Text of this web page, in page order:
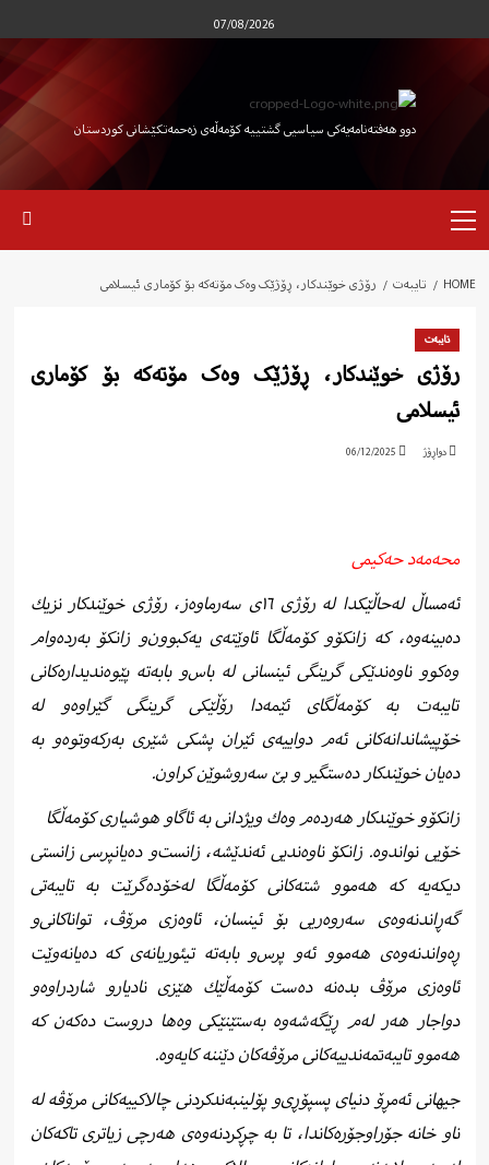
to
content
07/08/2026
دوو هەفتەنامەیەکی سیاسیی گشتییە کۆمەڵەی زەحمەتکێشانی کوردستان
Menu
HOME تایبەت رۆژی خوێندکار، ڕۆژێک وەک مۆتەکە بۆ کۆماری ئیسلامی
تایبەت
رۆژی خوێندکار، ڕۆژێک وەک مۆتەکە بۆ کۆماری
ئیسلامی
دواڕۆژ 06/12/2025
محه‌مه‌د حه‌كیمی
ئەمساڵ لەحاڵێكدا لە رۆژی ١٦ی سەرماوەز، رۆژی خوێندكار نزیك
دەبینەوە، كە زانكۆو كۆمەڵگا ئاوێتەی یەكبوون‌و زانكۆ بەردەوام
وەكوو ناوەندێكی گرینگی ئینسانی لە باس‌و بابەتە پێوەندیدارەكانی
تایبەت بە كۆمەڵگای ئێمەدا رۆڵێكی گرینگی گێراوە‌و له‌
خۆپیشاندانه‌كانی ئه‌م دواییه‌ی ئێران پشكی شێری به‌ركه‌وتوه‌و به‌
ده‌یان خوێندکار دەستگیر و بێ سه‌روشوێن كراون.
زانكۆو خوێندكار هەردەم وەك ویژدانی بە ئاگاو هوشیاری کۆمەڵگا
خۆیی نواندوە‌. زانكۆ ناوەندیی ئەندێشە، زانست‌و دەیانپرسی زانستی
دیكەیە كە هەموو شتەكانی كۆمەڵگا لەخۆدەگرێت بە تایبەتی
گەڕاندنەوەی سەروەریی بۆ ئینسان‌، ئاوەزی مرۆڤ‌، تواناكانی‌و
ڕەواندنەوەی هەموو ئەو پرس‌و بابەتە تیئوریانەی كە دەیانەوێت
ئاوەزی مرۆڤ بدەنە دەست كۆمەڵێك هێزی نادیارو شاردراوەو
دواجار هەر لەم ڕێگەشەوە بەستێنێكی وەها دروست دەكەن كە
هەموو تایبەتمەندییەكانی مرۆڤەكان دێننە كایەوە.
جیهانی ئەمڕۆ دنیای پسپۆڕی‌و پۆلینبەند‌كردنی چالاكییەكانی مرۆڤە لە
ناو خانە جۆراوجۆرەكاندا، تا بە چڕكردنەوەی هەرچی زیاتری تاكەكان